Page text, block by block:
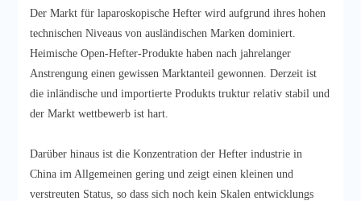
Der Markt für laparoskopische Hefter wird aufgrund ihres hohen
technischen Niveaus von ausländischen Marken dominiert.
Heimische Open-Hefter-Produkte haben nach jahrelanger
Anstrengung einen gewissen Marktanteil gewonnen. Derzeit ist
die inländische und importierte Produkts truktur relativ stabil und
der Markt wettbewerb ist hart.
Darüber hinaus ist die Konzentration der Hefter industrie in
China im Allgemeinen gering und zeigt einen kleinen und
verstreuten Status, so dass sich noch kein Skalen entwicklungs